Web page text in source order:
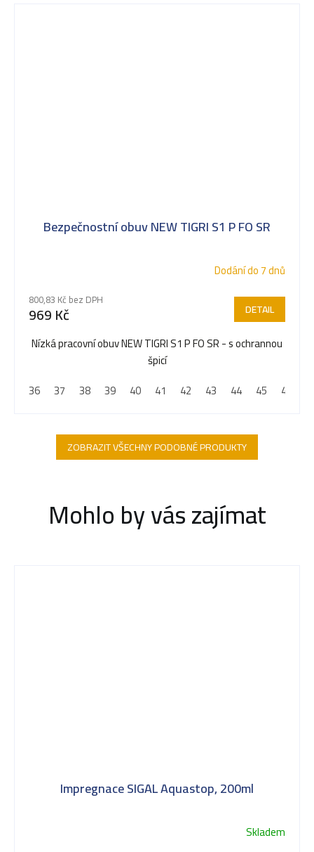
Bezpečnostní obuv NEW TIGRI S1 P FO SR
Dodání do 7 dnů
800,83 Kč bez DPH
969 Kč DETAIL
Nízká pracovní obuv NEW TIGRI S1 P FO SR - s ochrannou
špicí
36
37 38 39 40 41 42 43 44 45 46
ZOBRAZIT VŠECHNY PODOBNÉ PRODUKTY
Mohlo by vás zajímat
Impregnace SIGAL Aquastop, 200ml
Skladem